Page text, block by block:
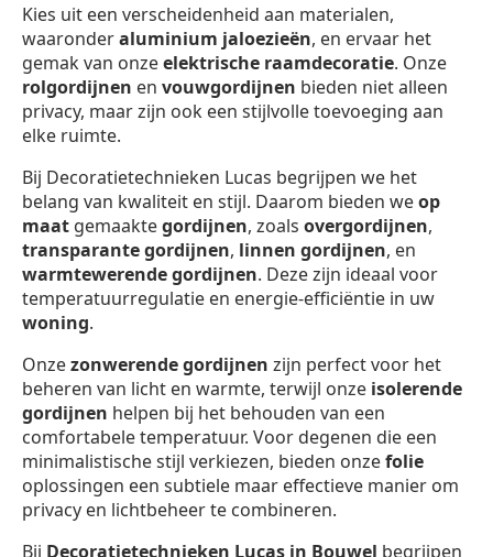
Kies uit een verscheidenheid aan materialen,
waaronderaluminium jaloezieën, en ervaar het
gemak van onzeelektrische raamdecoratie. Onze
rolgordijnen en vouwgordijnen bieden niet alleen
privacy, maar zijn ook een stijlvolle toevoeging aan
elke ruimte.
Bij Decoratietechnieken Lucas begrijpen we het
belang van kwaliteit en stijl. Daarom bieden weop
maat gemaaktegordijnen, zoals overgordijnen,
transparante gordijnen, linnen gordijnen, en
warmtewerende gordijnen. Deze zijn ideaal voor
temperatuurregulatie en energie-efficiëntie in uw
woning.
Onzezonwerende gordijnen zijn perfect voor het
beheren van licht en warmte, terwijl onze isolerende
gordijnen helpen bij het behouden van een
comfortabele temperatuur. Voor degenen die een
minimalistische stijl verkiezen, bieden onzefolie
oplossingen een subtiele maar effectieve manier om
privacy en lichtbeheer te combineren.
Bij Decoratietechnieken Lucas in Bouwel begrijpen